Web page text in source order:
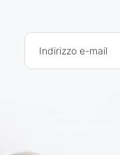
Indirizzo e-mail